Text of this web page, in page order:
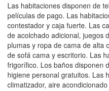
Las habitaciones disponen de
películas de pago. Las
contestador y caja fuerte. Las
de acolchado adicional, juegos
plumas y ropa de cama de alta
de sofá cama y escritorio. Las
frigorífico. Los baños disponen
higiene personal gratuitos. Las
climatizador, aire